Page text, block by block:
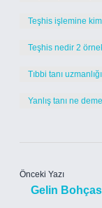
Teşhis işlemine
Teşhis nedir 2
Tıbbi tanı
Yanlış tanı ne
Önceki Yazı
Gelin